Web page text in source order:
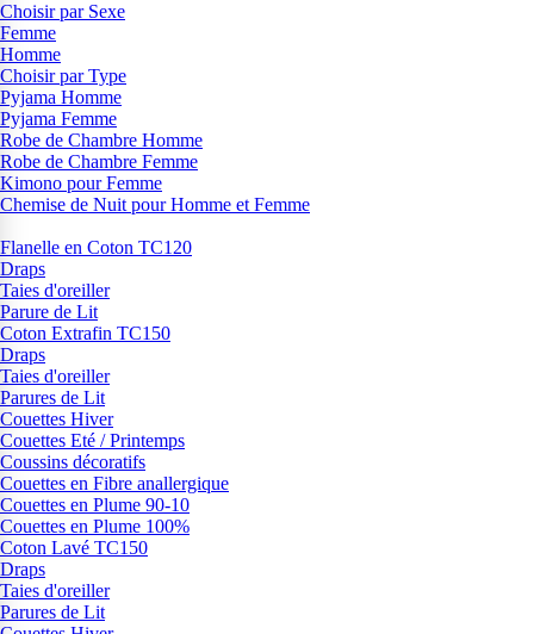
Choisir par Sexe
Femme
Homme
Choisir par Type
Pyjama Homme
Pyjama Femme
Robe de Chambre Homme
Robe de Chambre Femme
Kimono pour Femme
Chemise de Nuit pour Homme et Femme
Flanelle en Coton TC120
Draps
Taies d'oreiller
Parure de Lit
Coton Extrafin TC150
Draps
Taies d'oreiller
Parures de Lit
Couettes Hiver
Couettes Eté / Printemps
Coussins décoratifs
Couettes en Fibre anallergique
Couettes en Plume 90-10
Couettes en Plume 100%
Coton Lavé TC150
Draps
Taies d'oreiller
Parures de Lit